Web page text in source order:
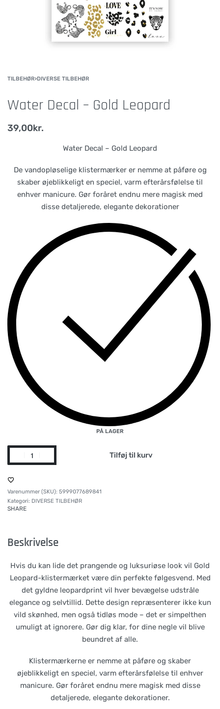
TILBEHØR›DIVERSE TILBEHØR
Water Decal – Gold Leopard
39,00kr.
Water Decal – Gold Leopard
De vandopløselige klistermærker er nemme at påføre og
skaber øjeblikkeligt en speciel, varm efterårsfølelse til
enhver manicure. Gør foråret endnu mere magisk med
disse detaljerede, elegante dekorationer
PÅ LAGER
Tilføj til kurv
5999077689841
Kategori: DIVERSE TILBEHØR
SHARE
Beskrivelse
Hvis du kan lide det prangende og luksuriøse look vil Gold
Leopard-klistermærket være din perfekte følgesvend. Med
det gyldne leopardprint vil hver bevægelse udstråle
elegance og selvtillid. Dette design repræsenterer ikke kun
vild skønhed, men også tidløs mode – det er simpelthen
umuligt at ignorere. Gør dig klar, for dine negle vil blive
beundret af alle.
Klistermærkerne er nemme at påføre og skaber
øjeblikkeligt en speciel, varm efterårsfølelse til enhver
manicure. Gør foråret endnu mere magisk med disse
detaljerede, elegante dekorationer.